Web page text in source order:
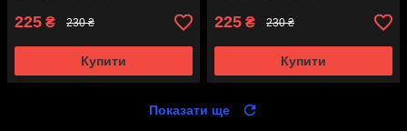
225 ₴ 230 ₴
Купити
225 ₴ 230 ₴
Купити
Показати ще